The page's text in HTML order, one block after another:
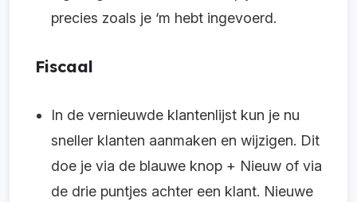
precies zoals je ‘m hebt ingevoerd.
Fiscaal
In de vernieuwde klantenlijst kun je nu
sneller klanten aanmaken en wijzigen. Dit
doe je via de blauwe knop + Nieuw of via
de drie puntjes achter een klant. Nieuwe